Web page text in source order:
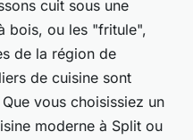
cuit sous une
bois, ou les "fritule",
de la région de
de cuisine sont
vous choisissiez un
moderne à Split ou